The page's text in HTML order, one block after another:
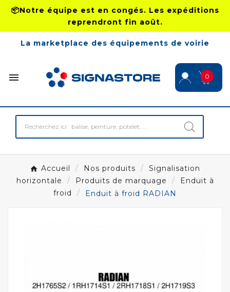
📦Notre équipe est en congés. Les expéditions
reprendront fin août.
La marketplace des équipements de voirie
 0
Accueil Nos produits
Signalisation
horizontale
Produits de marquage
Enduit à
froid
Enduit à froid RADIAN